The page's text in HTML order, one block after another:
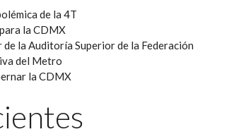
de la 4T
la CDMX
la Auditoría Superior de la Federación
del Metro
la CDMX